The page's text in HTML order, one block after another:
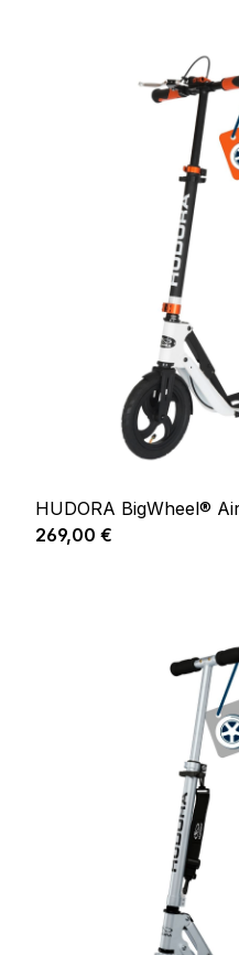
HUDORA BigWheel®
Prix régulier :
269,00 €